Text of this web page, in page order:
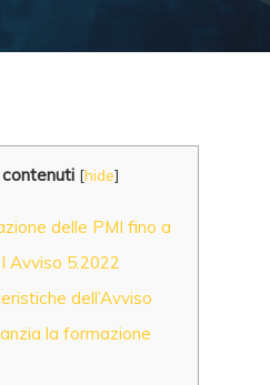
[hide]
delle PMI fino a
Avviso 5.2022
dell’Avviso
la formazione